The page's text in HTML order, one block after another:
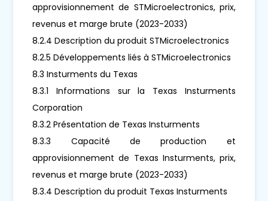
approvisionnement de STMicroelectronics, prix,
revenus et marge brute (2023-2033)
8.2.4 Description du produit STMicroelectronics
8.2.5 Développements liés à STMicroelectronics
8.3 Insturments du Texas
8.3.1 Informations sur la Texas Insturments
Corporation
8.3.2 Présentation de Texas Insturments
8.3.3 Capacité de production et
approvisionnement de Texas Insturments, prix,
revenus et marge brute (2023-2033)
8.3.4 Description du produit Texas Insturments